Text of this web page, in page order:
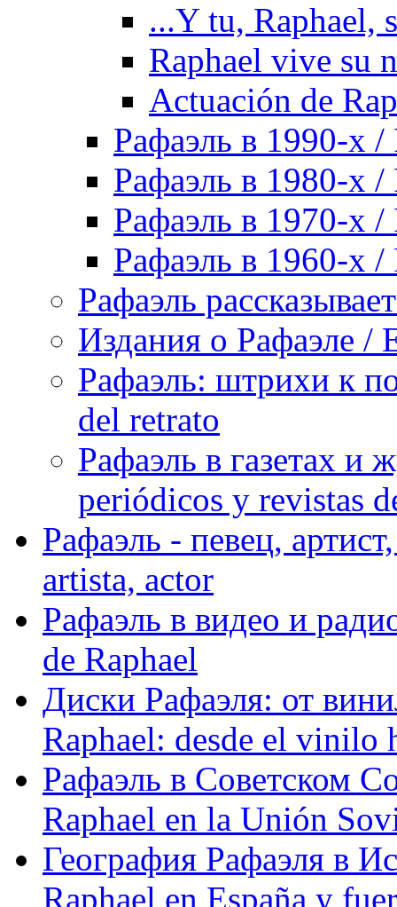
...Y tu, Raphael,
Raphael vive su
Actuación de
Рафаэль в 1990-х /
Рафаэль в 1980-х /
Рафаэль в 1970-х /
Рафаэль в 1960-х /
Рафаэль
Издания о Рафаэле /
Рафаэль: штрихи к
del retrato
Рафаэль в газетах и
periódicos y revistas
Рафаэль - певец,
artista, actor
Рафаэль в видео и
de Raphael
Диски Рафаэля: от
Raphael: desde el vinilo
Рафаэль в Советском
Raphael en la Unión
География Рафаэля в
Raphael en España y